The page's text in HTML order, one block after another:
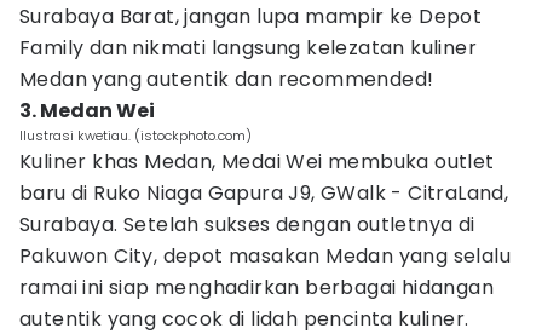
Surabaya Barat, jangan lupa mampir ke Depot
Family dan nikmati langsung kelezatan kuliner
Medan yang autentik dan recommended!
3. Medan Wei
Ilustrasi kwetiau. (istockphoto.com)
Kuliner khas Medan, Medai Wei membuka outlet
baru di Ruko Niaga Gapura J9, GWalk - CitraLand,
Surabaya. Setelah sukses dengan outletnya di
Pakuwon City, depot masakan Medan yang selalu
ramai ini siap menghadirkan berbagai hidangan
autentik yang cocok di lidah pencinta kuliner.